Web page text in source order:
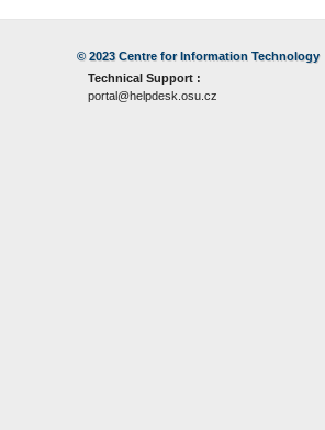
© 2023 Centre for Information Technology
Technical Support :
portal@helpdesk.osu.cz